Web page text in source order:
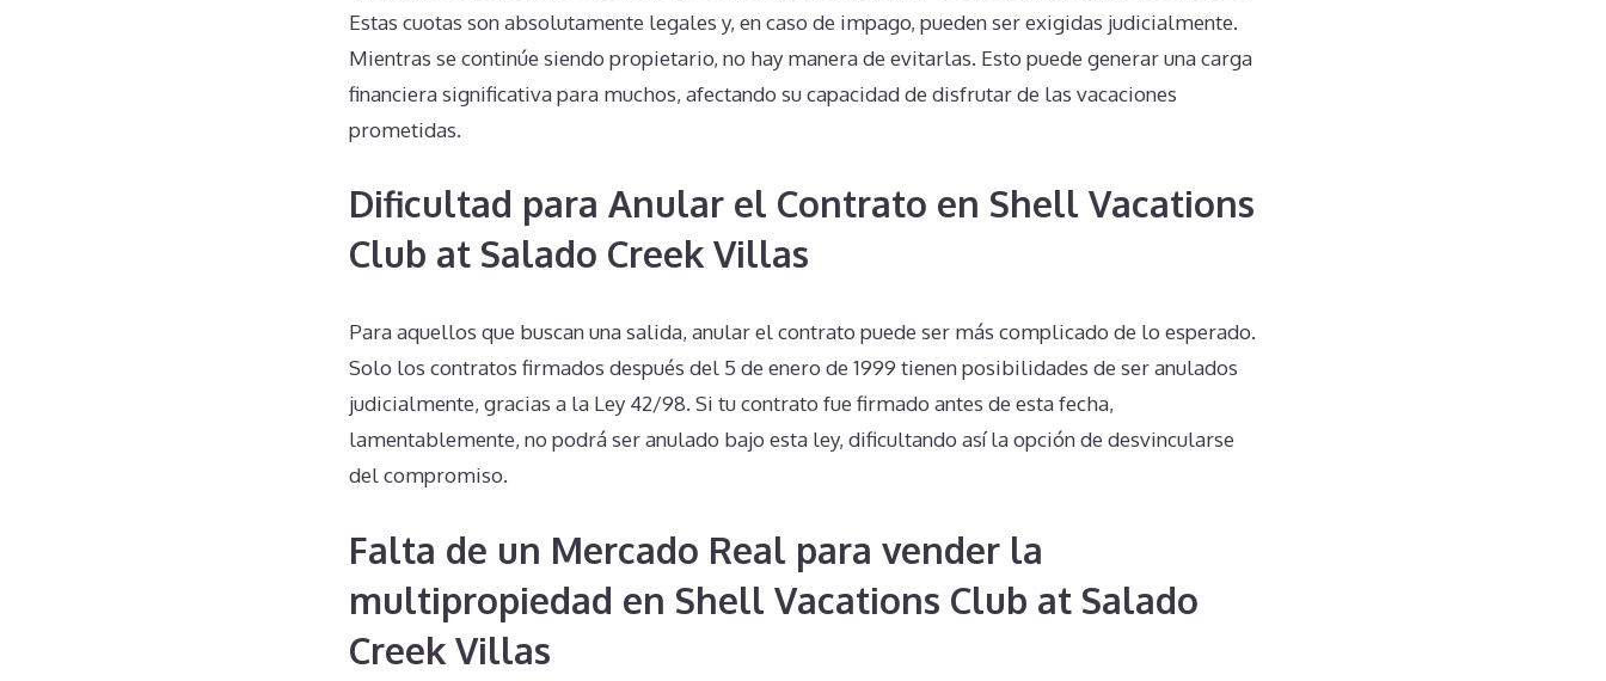
Estas cuotas son absolutamente legales y, en caso de impago, pueden ser exigidas judicialmente.
Mientras se continúe siendo propietario, no hay manera de evitarlas. Esto puede generar una carga
financiera significativa para muchos, afectando su capacidad de disfrutar de las vacaciones
prometidas.
Dificultad para Anular el Contrato en Shell Vacations
Club at Salado Creek Villas
Para aquellos que buscan una salida, anular el contrato puede ser más complicado de lo esperado.
Solo los contratos firmados después del 5 de enero de 1999 tienen posibilidades de ser anulados
judicialmente, gracias a la Ley 42/98. Si tu contrato fue firmado antes de esta fecha,
lamentablemente, no podrá ser anulado bajo esta ley, dificultando así la opción de desvincularse
del compromiso.
Falta de un Mercado Real para vender la
multipropiedad en Shell Vacations Club at Salado
Creek Villas